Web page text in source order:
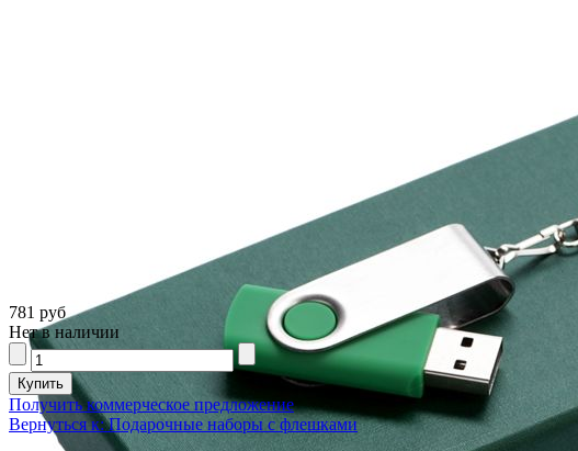
781 руб
Нет в наличии
Получить коммерческое предложение
Вернуться к: Подарочные наборы с флешками